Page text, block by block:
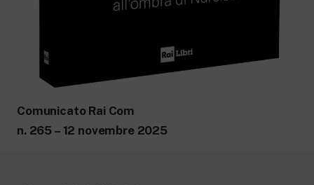
Comunicato Rai Com
n. 265 – 12 novembre 2025